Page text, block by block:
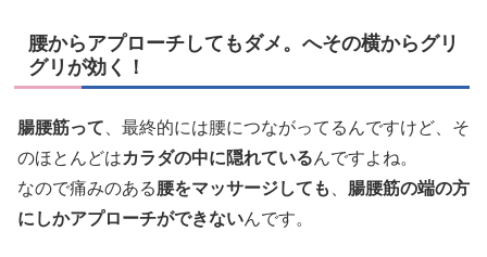
腰からアプローチしてもダメ。へその横からグリ
グリが効く！
腸腰筋って、最終的には腰につながってるんですけど、そ
のほとんどはカラダの中に隠れているんですよね。
なので痛みのある腰をマッサージしても 、 腸腰筋の端の方
にしかアプローチができないんです。